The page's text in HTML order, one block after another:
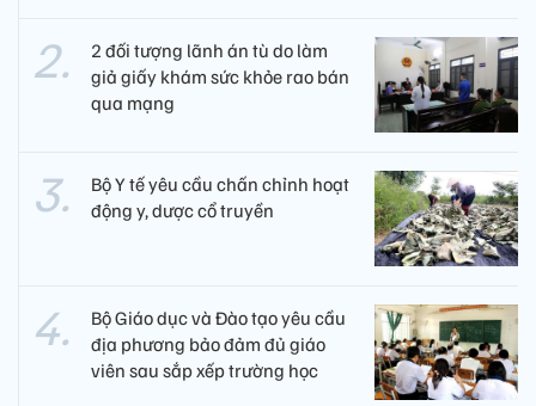
2 đối tượng lãnh án tù do làm
giả giấy khám sức khỏe rao bán
qua mạng
Bộ Y tế yêu cầu chấn chỉnh hoạt
động y, dược cổ truyền
Bộ Giáo dục và Đào tạo yêu cầu
địa phương bảo đảm đủ giáo
viên sau sắp xếp trường học